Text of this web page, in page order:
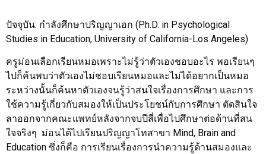
ปัจจุบัน: กำลังศึกษาปริญญาเอก (Ph.D. in Psychological
Studies in Education, University of California-Los Angeles)
ครูม่อนเลือกเรียนหมอเพราะไม่รู้ว่าตัวเองชอบอะไร พอเรียนๆ
ไปก็ค้นพบว่าตัวเองไม่ชอบเรียนหมอและไม่ได้อยากเป็นหมอ
ระหว่างนั้นก็ค้นหาตัวเองจนรู้ว่าสนใจเรื่องการศึกษา และการ
ใช้ความรู้เกี่ยวกับสมองให้เป็นประโยชน์กับการศึกษา ตัดสินใจ
ลาออกจากคณะแพทย์หลังจากจบปีสี่เพื่อไปศึกษาต่อด้านที่สน
ใจจริงๆ ม่อนได้ไปเรียนปริญญาโทสาขา Mind, Brain and
Education ซึ่งก็คือ การเรียนเรื่องการนำความรู้ด้านสมองและ